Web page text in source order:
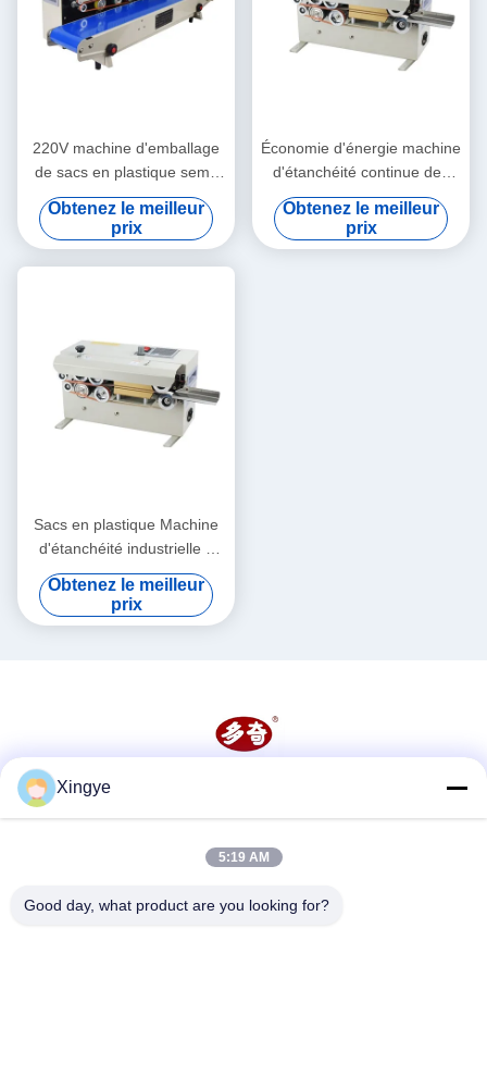
220V machine d'emballage
de sacs en plastique semi-
automatique
Obtenez le meilleur
prix
Économie d'énergie machine
d'étanchéité continue des
sacs à haute efficacité pour
les boissons
Obtenez le meilleur
prix
Sacs en plastique Machine
d'étanchéité industrielle à
film 6 mm Machine
d'étanchéité thermique
continue
Obtenez le meilleur
prix
Xingye
5:19 AM
Good day, what product are you looking for?